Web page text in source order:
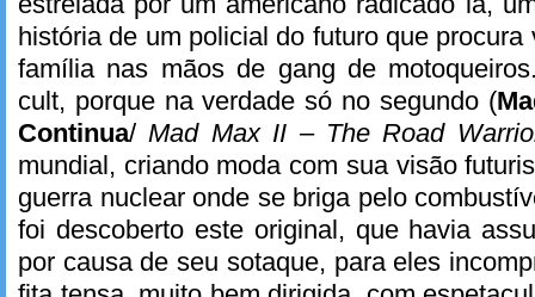
história de um policial do futuro que
família nas mãos de gang de
cult, porque na verdade só no segundo (
Continua/Mad Max II – The Road
mundial, criando moda com sua visão
guerra nuclear onde se briga pelo
foi descoberto este original, que havia
por causa de seu sotaque, para eles